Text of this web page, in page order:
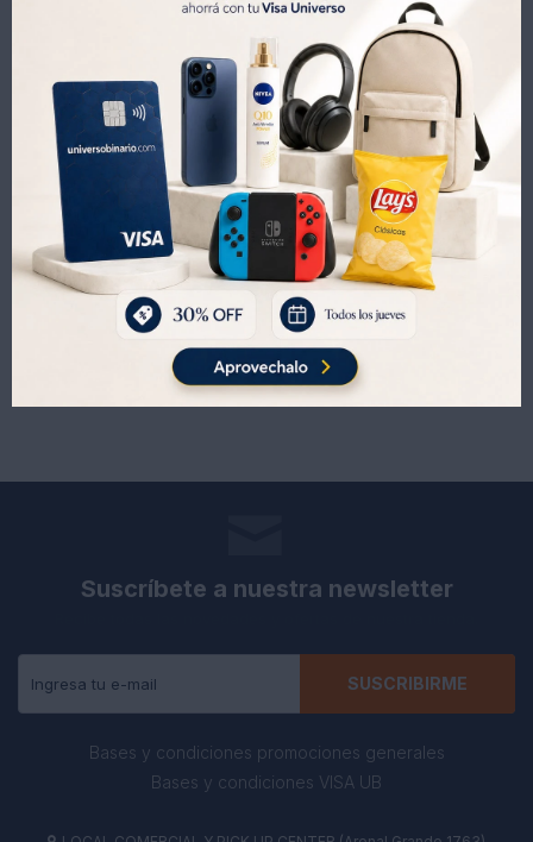
468
UYU 328
UYU 398
FUNDA X 6 MONSTER MANGO LOCO 473ML 171029
UYU 713
UYU 499
606
Suscríbete a nuestra newsletter
SUSCRIBIRME
Bases y condiciones promociones generales
Bases y condiciones VISA UB